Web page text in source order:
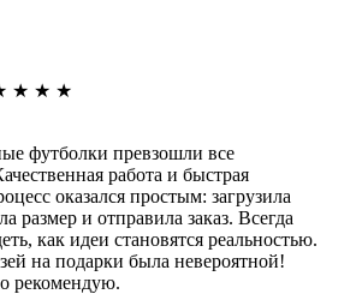
★ ★ ★
футболки превзошли все
работа и быстрая
оказался простым: загрузила
размер и отправила заказ. Всегда
как идеи становятся реальностью.
на подарки была невероятной!
рекомендую.